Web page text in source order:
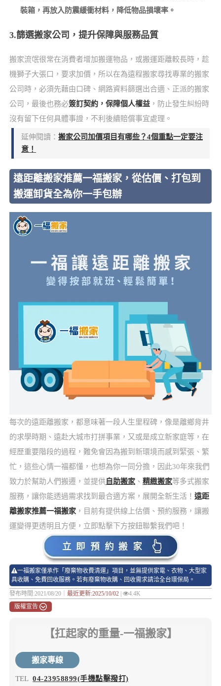
裝箱，再放入防震緩衝材料，降低物品損壞率。
3.篩選搬家公司，提升保障與服務品質
搬家流氓很常在消費者增加搬運物品，或搬運距離較長時，趁
機獅子大張口，要求加價，所以在為遠程搬家尋找專業的搬家
公司時，必須先藉由口碑、網路資料篩選出合適、正派的搬家
公司，最後也務必簽訂契約，保障個人權益，防止發生糾紛時
沒有留下任何具體事證，不利後續賠償事宜處理。
延伸閱讀：搬家公司加價項目有哪些？4個重點一定要注
意！
遠距離搬家推薦一福搬家，從估價、打包到
搬運卸貨全為你一手包辦
每次的遠距離搬家，都意味著一段人生里程碑，像是離鄉背井
的求學時期、遠赴大城市打拼事業，又或是成立新家庭等，在
經歷重要階段的過程，難免會因為搬到新環境而感到緊張、繁
忙，這些心情一福都懂，也想為你一同分擔，因此30年來我們
致力於幫助人們搬遷，並提供自助搬家、 精緻搬家等多式搬家
服務，讓你能透過需求找到最合適方案，展開全新生活！ 遠距
離搬家推薦一福搬家，目前有提供線上估價、預約服務，讓搬
運變得更透明且方便，立即點擊下方按鈕聯繫我們吧！
一福搬家僅承作「廢棄物收費清運」項目，並無提供家電、衣物、大型家
具收購、免費回收服務。若有廢棄物收購、回收需求請洽全台環保局。
發布時間:2021/08/20｜ 最近更新:2025/10/02|
4.4K
版權宣告
【扛起家的重量-一福搬家】
搬家專線
TEL 04-23958899(手機點擊撥打)